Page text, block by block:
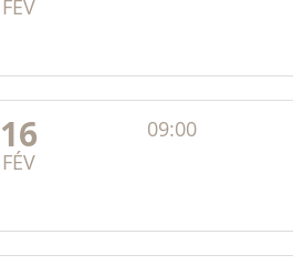
FÉV
16
FÉV
09:00